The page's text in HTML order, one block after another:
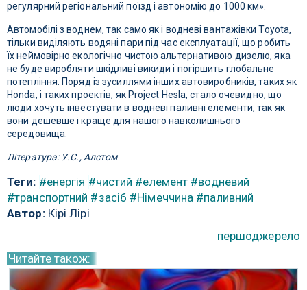
регулярний регіональний поїзд і автономію до 1000 км».
Автомобілі з воднем, так само як і водневі вантажівки Toyota,
тільки виділяють водяні пари під час експлуатації, що робить
їх неймовірно екологічно чистою альтернативою дизелю, яка
не буде виробляти шкідливі викиди і погіршить глобальне
потепління. Поряд із зусиллями інших автовиробників, таких як
Honda, і таких проектів, як Project Hesla, стало очевидно, що
люди хочуть інвестувати в водневі паливні елементи, так як
вони дешевше і краще для нашого навколишнього
середовища.
Література: У.С., Алстом
Теги: #енергія #чистий #елемент #водневий
#транспортний #засіб #Німеччина #паливний
Автор:Кірі Лірі
першоджерело
Читайте також: